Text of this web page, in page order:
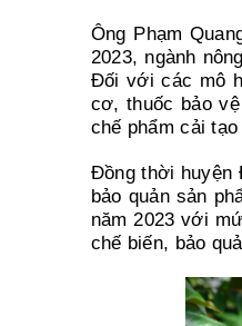
Ông Phạm
2023, ngành
Đối với các mô
cơ, thuốc bảo
chế phẩm cải tạo
Đồng thời huyện
bảo quản sản
năm 2023 với
chế biến, bảo